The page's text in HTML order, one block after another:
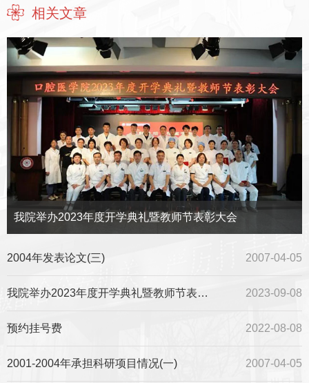
相关文章
我院举办2023年度开学典礼暨教师节表彰大会
2007-04-05
2004年发表论文(三)
2023-09-08
我院举办2023年度开学典礼暨教师节表彰大会
2022-08-08
预约挂号费
2007-04-05
2001-2004年承担科研项目情况(一)